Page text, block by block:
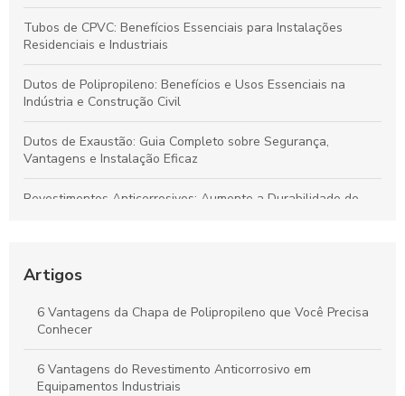
Tubos de CPVC: Benefícios Essenciais para Instalações
Residenciais e Industriais
Dutos de Polipropileno: Benefícios e Usos Essenciais na
Indústria e Construção Civil
Dutos de Exaustão: Guia Completo sobre Segurança,
Vantagens e Instalação Eficaz
Revestimentos Anticorrosivos: Aumente a Durabilidade de
Fluidos e Relevância Industrial
Dutos de Polipropileno: Principais Benefícios e Aplicações
Indispensáveis
Duto de Polipropileno: Benefícios para Projetos Sustentáveis
e de Alto Desempenho
Artigos
6 Vantagens da Chapa de Polipropileno que Você Precisa
Conhecer
6 Vantagens do Revestimento Anticorrosivo em
Equipamentos Industriais